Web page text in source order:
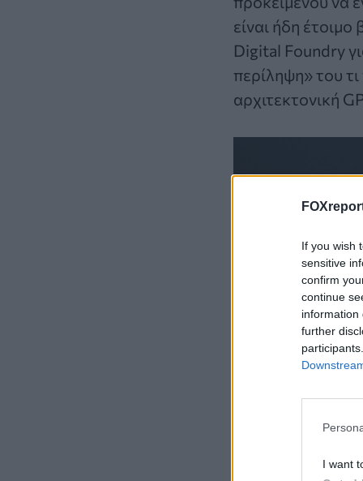
If you wish
sensitive
confirm
continue
information
further
I want
είναι ήδη έτοιμο
Digital Foundry
περίληψη» του
αρχιτεκτονική